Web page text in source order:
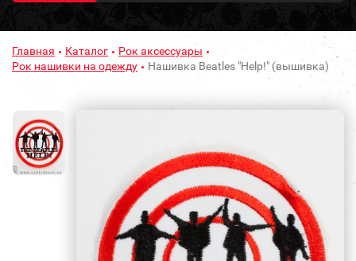
Главная Каталог
Рок аксессуары
Рок нашивки на одежду
Нашивка Beatles "Help!" (вышивка)